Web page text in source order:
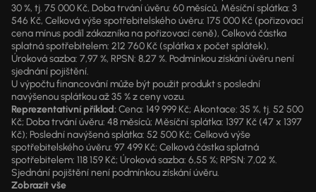
30 %, tj. 75 000 Kč, Doba trvání úvěru: 60 měsíců, Měsíční splátka: 3
546 Kč, Celková výše spotřebitelského úvěru: 175 000 Kč (pořizovací
cena mínus podíl zákazníka na pořizovací ceně), Celková částka
splatná spotřebitelem: 212 760 Kč (splátka x počet splátek),
Úroková sazba: 7,97 %, RPSN: 8,27 %. Podmínkou získání úvěru není
sjednání pojištění.
U výpočtu financování může být použit produkt s poslední
navýšenou splátkou až 35 % z ceny vozu.
Reprezentativní příklad:Cena: 149 999 Kč; Akontace: 35 %, tj. 52 500
Kč; Doba trvání úvěru: 48 měsíců; Měsíční splátka: 1397 Kč (47 x 1397
Kč); Poslední navýšená splátka: 52 500 Kč; Celková výše
spotřebitelského úvěru: 97 499 Kč; Celková částka splatná
spotřebitelem: 118 159 Kč; Úroková sazba: 6,55 %; RPSN: 7,02 %.
Sjednání pojištění není podmínkou získání úvěru.
Zobrazit vše